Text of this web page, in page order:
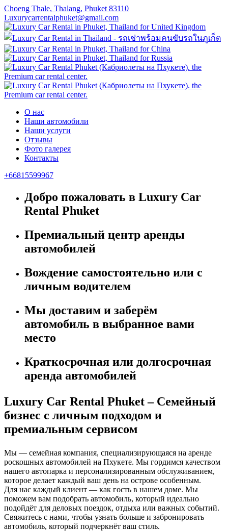
Choeng Thale, Thalang, Phuket 83110
Luxurycarrentalphuket@gmail.com
О нас
Наши автомобили
Наши услуги
Отзывы
Фото галерея
Контакты
+66815599967
Добро пожаловать в Luxury Car
Rental Phuket
Премиальный центр аренды
автомобилей
Вождение самостоятельно или с
личным водителем
Мы доставим и заберём
автомобиль в выбранное вами
место
Краткосрочная или долгосрочная
аренда автомобилей
Luxury Car Rental Phuket – Семейный
бизнес с личным подходом и
премиальным сервисом
Мы — семейная компания, специализирующаяся на аренде
роскошных автомобилей на Пхукете. Мы гордимся качеством
нашего автопарка и персонализированным обслуживанием,
которое делает каждый ваш день на острове особенным.
Для нас каждый клиент — как гость в нашем доме. Мы
поможем вам подобрать автомобиль, который идеально
подойдёт для деловых поездок, отдыха или важных событий.
Свяжитесь с нами, чтобы узнать больше и забронировать
автомобиль, который подчеркнёт ваш стиль.